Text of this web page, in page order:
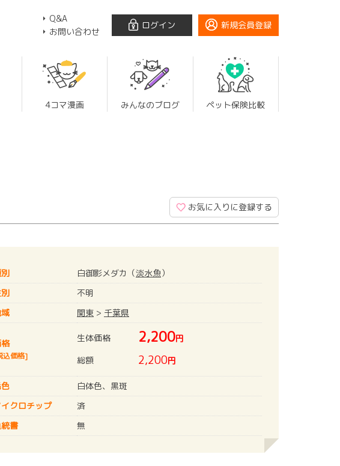
Q&A
お問い合わせ
ログイン 新規会員登録
4コマ漫画 みんなのブログ ペット保険比較
お気に入りに登録する
白御影メダカ（淡水魚）
不明
関東 > 千葉県
込価格]
生体価格 2,200円
総額
2,200円
白体色、黒斑
クロチップ
済
書
無